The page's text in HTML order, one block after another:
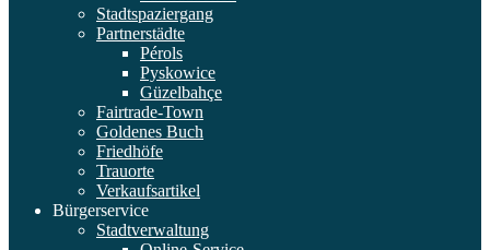
Stadtspaziergang
Partnerstädte
Pérols
Pyskowice
Güzelbahçe
Fairtrade-Town
Goldenes Buch
Friedhöfe
Trauorte
Verkaufsartikel
Bürgerservice
Stadtverwaltung